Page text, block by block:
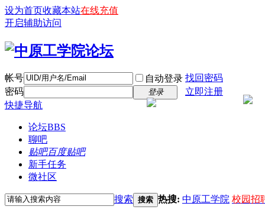
设为首页收藏本站在线充值
开启辅助访问
帐号 自动登录 找回密码
密码
登录
立即注册
快捷导航
论坛BBS
聊吧
贴吧百度贴吧
新手任务
微社区
搜索 搜索 热搜: 中原工学院 校园招